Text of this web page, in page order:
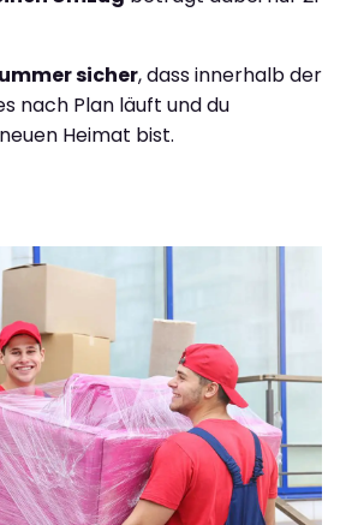
sicher, dass innerhalb der
nach Plan läuft und du
Heimat bist.